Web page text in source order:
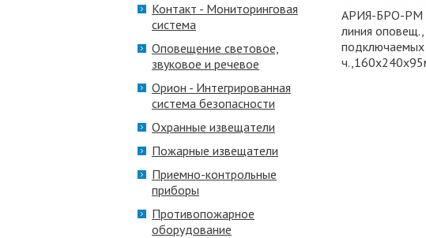
АРИЯ-БРО-РМ
линия
Контакт - Мониторинговая
система
Оповещение световое,
звуковое и речевое
Орион - Интегрированная
система безопасности
Охранные извещатели
Пожарные извещатели
Приемно-контрольные
приборы
Противопожарное
оборудование